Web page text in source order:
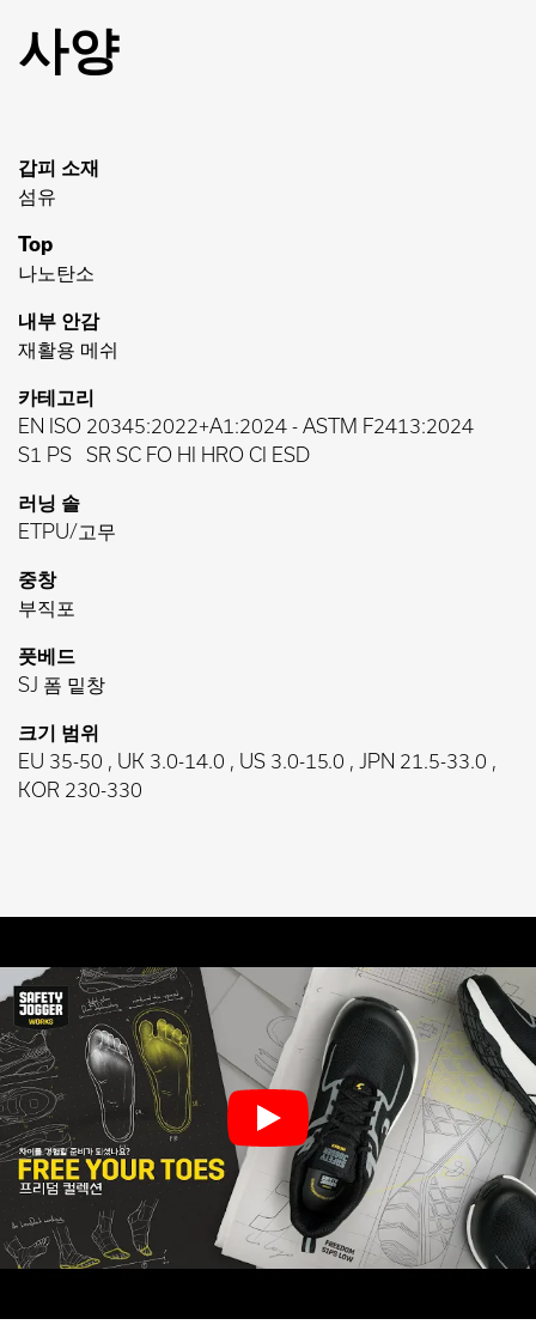
사양
갑피 소재
섬유
Top
나노탄소
내부 안감
재활용 메쉬
카테고리
EN ISO 20345:2022+A1:2024 - ASTM F2413:2024
S1 PS
SR SC FO HI HRO CI ESD
러닝 솔
ETPU/고무
중창
부직포
풋베드
SJ 폼 밑창
크기 범위
EU 35-50 , UK 3.0-14.0 , US 3.0-15.0 , JPN 21.5-33.0 ,
KOR 230-330